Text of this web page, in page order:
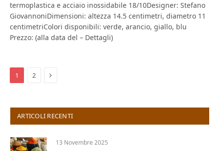
termoplastica e acciaio inossidabile 18/10Designer: Stefano
GiovannoniDimensioni: altezza 14.5 centimetri, diametro 11
centimetriColori disponibili: verde, arancio, giallo, blu
Prezzo: (alla data del – Dettagli)
1 2 Next
ARTICOLI RECENTI
13 Novembre 2025